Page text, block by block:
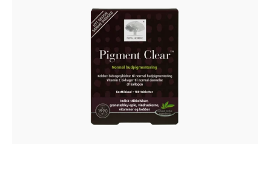
Spring over billedgalleri